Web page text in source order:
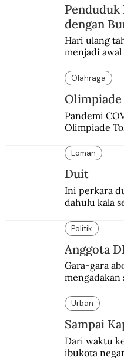
Penduduk
dengan
Hari ulang
menjadi
anyelir
simbol
Olahraga
Olimpiade
Pandemi
Olimpiade
berbeda.
Loman
Duit
Ini perkara
dahulu kala
Politik
Anggota
Gara-gara
Urban
Sampai
Dari waktu
ibukota